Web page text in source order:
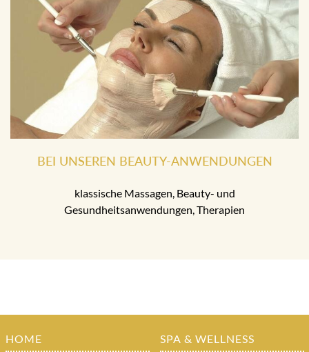
BEI UNSEREN BEAUTY-ANWENDUNGEN
klassische Massagen, Beauty- und
Gesundheitsanwendungen, Therapien
HOME SPA & WELLNESS